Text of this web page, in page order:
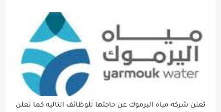
تعلن شركه مياه اليرموك عن حاجتها للوظائف التاليه كما تعلن